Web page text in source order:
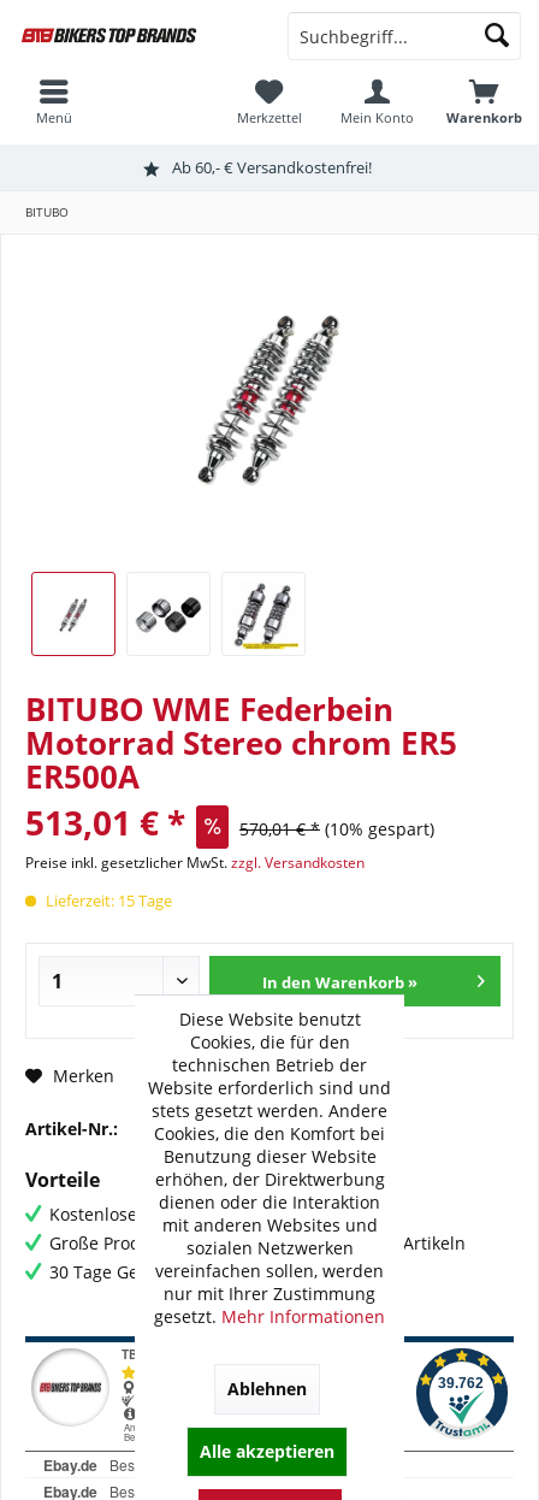
Ab 60,- € Versandkostenfrei!
Warenkorb
Merkzettel Mein Konto
Menü
BITUBO
BITUBO WME Federbein
Motorrad Stereo chrom ER5
ER500A
513,01 € * 570,01 € * (10% gespart)
Preise inkl. gesetzlicher MwSt.zzgl. Versandkosten
Lieferzeit: 15 Tage
In den Warenkorb »
Merken Fragen zum Artikel?
Artikel-Nr.: BI-K0064-WME03
Vorteile
Kostenloser Versand ab € 60,- Bestellwert
Große Produktauswahl mit mehr als 80.000 Artikeln
30 Tage Geld-Zurück-Garantie
Diese Website benutzt
Cookies, die für den
technischen Betrieb der
Website erforderlich sind und
stets gesetzt werden. Andere
Cookies, die den Komfort bei
Benutzung dieser Website
erhöhen, der Direktwerbung
dienen oder die Interaktion
mit anderen Websites und
sozialen Netzwerken
vereinfachen sollen, werden
nur mit Ihrer Zustimmung
gesetzt. Mehr Informationen
Ablehnen
Alle akzeptieren